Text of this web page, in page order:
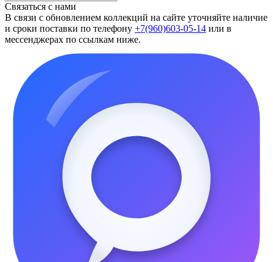
Связаться с нами
В связи с обновлением коллекций на сайте уточняйте наличие
и сроки поставки по телефону +7(960)603-05-14 или в
мессенджерах по ссылкам ниже.